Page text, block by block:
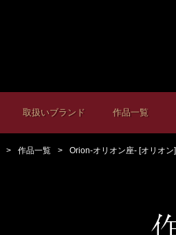
取扱いブランド 作品一覧
作品一覧 Orion-オリオン座- [オリオン]